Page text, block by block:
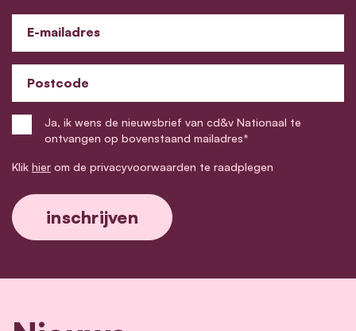
E-mailadres
Postcode
Ja, ik wens de nieuwsbrief van cd&v Nationaal te
ontvangen op bovenstaand mailadres*
Klik hier om de privacyvoorwaarden te raadplegen